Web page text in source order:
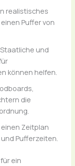
realistisches
Puffer von
und
können helfen.
die
Zeitplan
Pufferzeiten.
ein